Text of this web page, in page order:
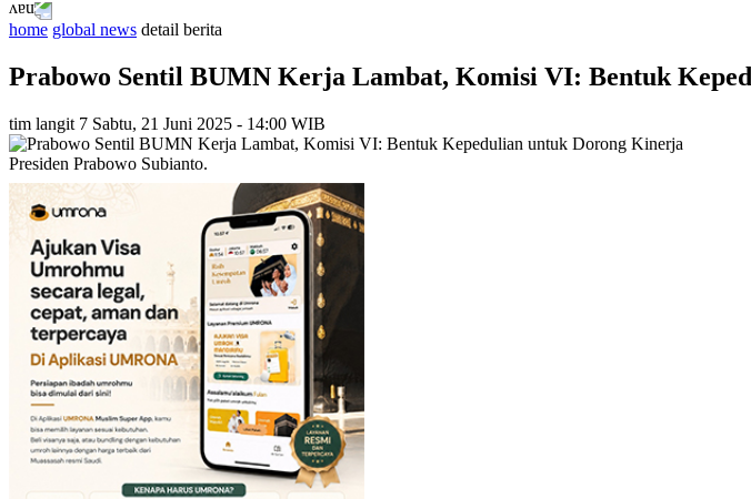
home global news detail berita
Prabowo Sentil BUMN Kerja Lambat, Komisi VI: Bentuk
tim langit 7 Sabtu, 21 Juni 2025 - 14:00 WIB
Presiden Prabowo Subianto.